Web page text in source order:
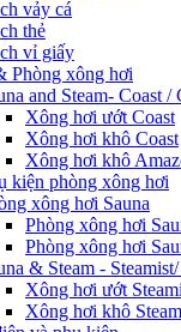
vảy cá
thẻ
vỉ giấy
Phòng xông hơi
and Steam- Coast /
Xông hơi ướt Coast
Xông hơi khô Coast
Xông hơi khô
kiện phòng xông hơi
xông hơi Sauna
Phòng xông hơi
Phòng xông hơi
& Steam -
Xông hơi ướt
Xông hơi khô